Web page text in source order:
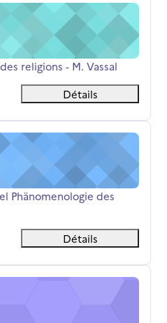
religions - M. Vassal
religions - M. Vassal
Détails
Phänomenologie des Geistes
Phänomenologie des
Détails
- Empirisme, scepticisme,